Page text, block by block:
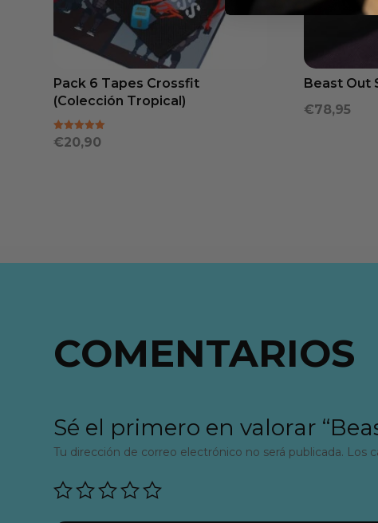
Pack 6 Tapes Crossfit
(Colección Tropical)
Valorado
con
€20,90
Beast Out
€78,95
COMENTARIOS
Sé el primero en valorar
Tu dirección de correo electrónico no será publicada. Los